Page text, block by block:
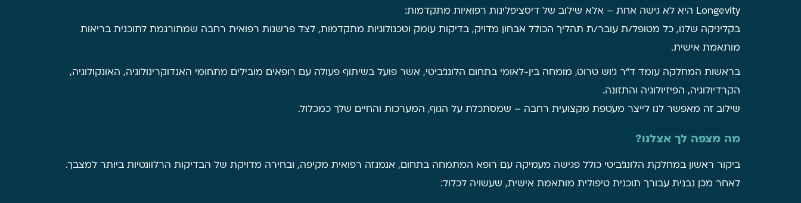
Longevity היא לא גישה אחת – אלא שילוב של דיסציפלינות רפואיות מתקדמות:
בקליניקה שלנו, כל מטופל/ת עובר/ת תהליך הכולל אבחון מדויק, בדיקות עומק וטכנולוגיות מתקדמות, לצד פרשנות רפואית רחבה שמתורגמת לתוכנית בריאות
מותאמת אישית.
בראשות המחלקה עומד ד"ר ג'וש טרוט, מומחה בין-לאומי בתחום הלונג'ביטי, אשר פועל בשיתוף פעולה עם רופאים מובילים מתחומי האנדוקרינולוגיה, האונקולוגיה,
הקרדיולוגיה, הפיזיולוגיה והתזונה.
שילוב זה מאפשר לנו לייצר מעטפת מקצועית רחבה – שמסתכלת על הגוף, המערכות והחיים שלך כמכלול.
מה מצפה לך אצלנו?
ביקור ראשון במחלקת הלונג'ביטי כולל פגישה מעמיקה עם רופא המתמחה בתחום, אנמנזה רפואית מקיפה, ובחירה מדויקת של הבדיקות הרלוונטיות ביותר למצבך.
לאחר מכן נבנית עבורך תוכנית טיפולית מותאמת אישית, שעשויה לכלול: